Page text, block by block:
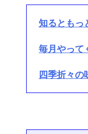
知るともっ
毎月やって
四季折々の